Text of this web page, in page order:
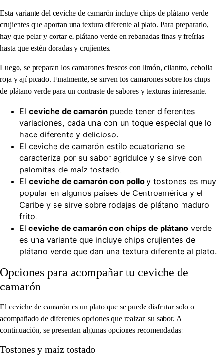
Esta variante del ceviche de camarón incluye chips de plátano verde
crujientes que aportan una textura diferente al plato. Para prepararlo,
hay que pelar y cortar el plátano verde en rebanadas finas y freírlas
hasta que estén doradas y crujientes.
Luego, se preparan los camarones frescos con limón, cilantro, cebolla
roja y ají picado. Finalmente, se sirven los camarones sobre los chips
de plátano verde para un contraste de sabores y texturas interesante.
El ceviche de camarón puede tener diferentes
variaciones, cada una con un toque especial que lo
hace diferente y delicioso.
El ceviche de camarón estilo ecuatoriano se
caracteriza por su sabor agridulce y se sirve con
palomitas de maíz tostado.
El ceviche de camarón con pollo y tostones es muy
popular en algunos países de Centroamérica y el
Caribe y se sirve sobre rodajas de plátano maduro
frito.
El ceviche de camarón con chips de plátano verde
es una variante que incluye chips crujientes de
plátano verde que dan una textura diferente al plato.
Opciones para acompañar tu ceviche de
camarón
El ceviche de camarón es un plato que se puede disfrutar solo o
acompañado de diferentes opciones que realzan su sabor. A
continuación, se presentan algunas opciones recomendadas:
Tostones y maíz tostado